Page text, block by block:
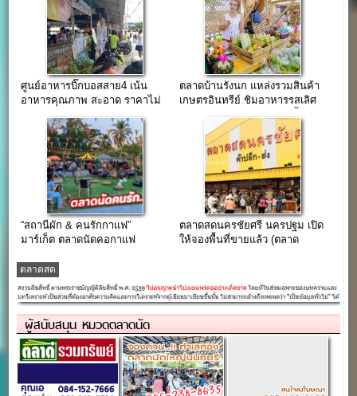
ศูนย์อาหารบิ๊กบอสสาย4 เน้น
อาหารคุณภาพ สะอาด ราคาไม่
ตลาดบ้านรังนก แหล่งรวมสินค้า
เกษตรอินทรีย์ ชิมอาหารรสเลิศ
ในบรรยากาศอบอุ่นติดแม่น้ำท่า
“สถานีผัก & คนรักกาแฟ”
มาร์เก็ต ตลาดนัดคอกาแฟ
พุทธมณฑล
ตลาดสดนครชัยศรี นครปฐม เปิด
ให้จองพื้นที่ขายแล้ว (ตลาด
ตลาดสด
ผู้สนับสนุน หมวดตลาดนัด